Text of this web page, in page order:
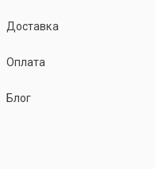
Доставка
Оплата
Блог